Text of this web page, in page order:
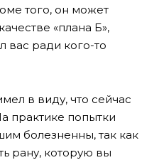
того, он может
«плана Б»,
вас ради кого-то
в виду, что сейчас
практике попытки
болезненны, так как
рану, которую вы